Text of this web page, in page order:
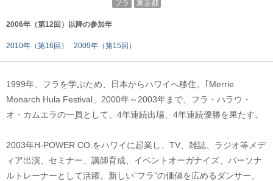
フラ 東京都
2006年（第12回）以降の参加年
2010年（第16回） 2009年（第15回）
1999年、フラを学ぶため、日本からハワイへ移住。｢Merrie
Monarch Hula Festival」2000年～2003年まで、フラ・ハラウ・
オ・カムエラの一員として、4年連続出場、4年連続優勝を果たす。
2003年H-POWER CO.をハワイに起業し、TV、雑誌、ラジオ等メデ
ィア出演、セミナー、講師育成、イベントオーガナイズ、パーソナ
ルトレーナーとして活躍。新しい”フラ”の価値を広めるダンサー、